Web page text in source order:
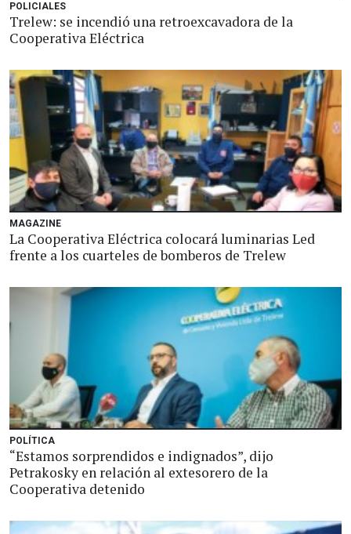
POLICIALES
Trelew: se incendió una retroexcavadora de la
Cooperativa Eléctrica
MAGAZINE
La Cooperativa Eléctrica colocará luminarias Led
frente a los cuarteles de bomberos de Trelew
POLÍTICA
“Estamos sorprendidos e indignados”, dijo
Petrakosky en relación al extesorero de la
Cooperativa detenido